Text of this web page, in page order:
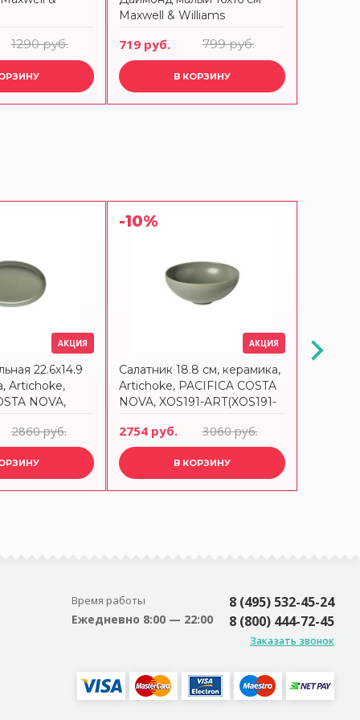
1290 руб.
Maxwell & Williams
719 руб. 799 руб.
В КОРЗИНУ
АКЦИЯ
22.6x14.9
Artichoke,
NOVA,
2860 руб.
-10%
АКЦИЯ
Салатник 18.8 см, керамика,
Artichoke, PACIFICA COSTA
NOVA, XOS191-ART(XOS191-
2754 руб. 3060 руб.
В КОРЗИНУ
Время работы
Ежедневно 8:00 — 22:00
8 (495) 532-45-24
8 (800) 444-72-45
Заказать звонок